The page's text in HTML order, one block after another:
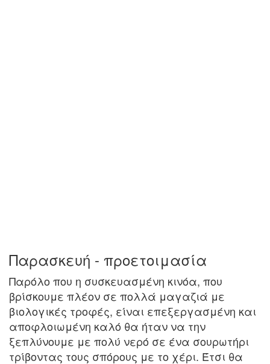
Παρασκευή - προετοιμασία
Παρόλο που η συσκευασμένη κινόα, που
βρίσκουμε πλέον σε πολλά μαγαζιά με
βιολογικές τροφές, είναι επεξεργασμένη και
αποφλοιωμένη καλό θα ήταν να την
ξεπλύνουμε με πολύ νερό σε ένα σουρωτήρι
τρίβοντας τους σπόρους με το χέρι. Έτσι θα